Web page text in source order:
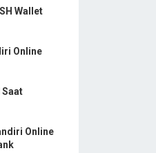
Wallet
Online
Saat
Online